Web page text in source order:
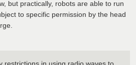
but practically, robots are able to run
to specific permission by the head